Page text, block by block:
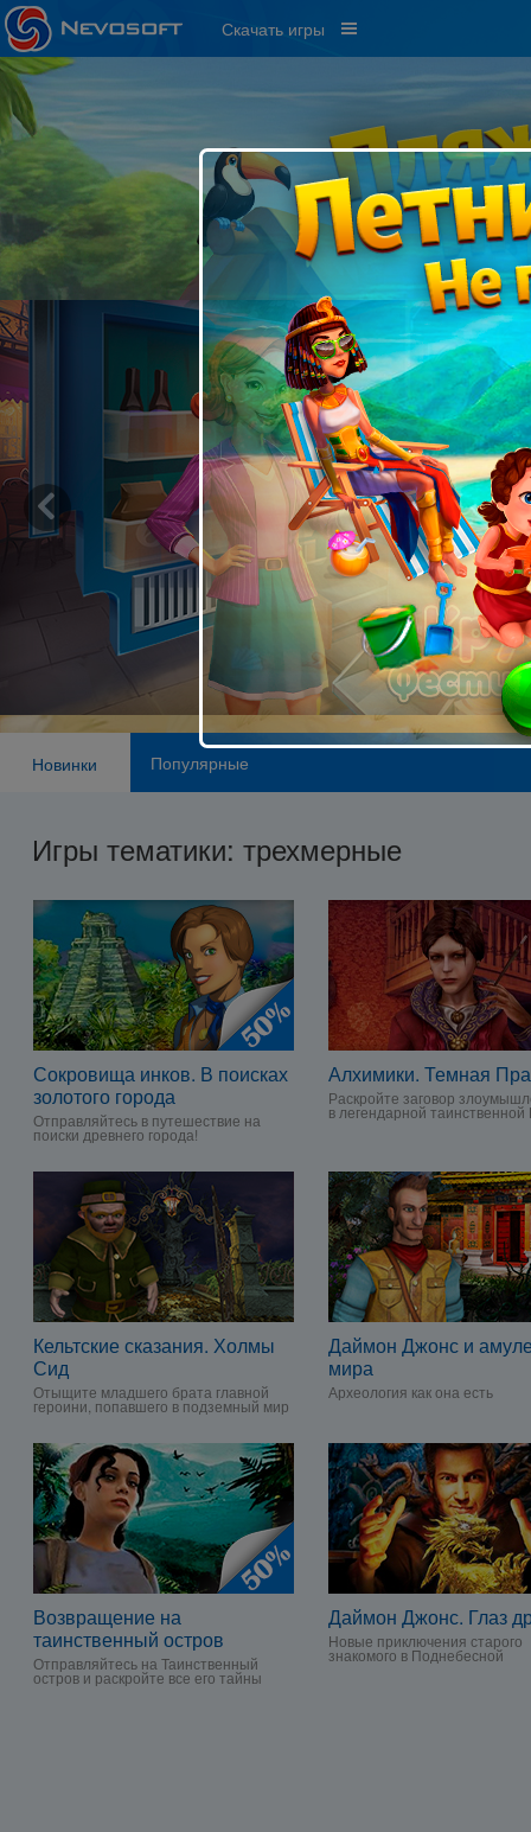
Скачать игры
Новинки Популярные
Игры тематики: трехмерные
Сокровища инков. В поисках
золотого города
Отправляйтесь в путешествие на
поиски древнего города!
Алхимики. Темная
Раскройте заговор
в легендарной таинственной
Кельтские сказания. Холмы
Сид
Отыщите младшего брата главной
героини, попавшего в подземный мир
Даймон Джонс и
мира
Археология как она есть
Возвращение на
таинственный остров
Отправляйтесь на Таинственный
остров и раскройте все его тайны
Даймон Джонс. Глаз
Новые приключения старого
знакомого в Поднебесной